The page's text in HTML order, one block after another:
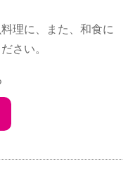
理に、また、和食に
さい。